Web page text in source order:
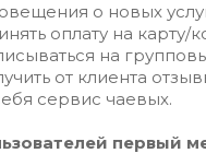
о новых
оплату на карту/
на
от клиента
сервис чаевых.
первый